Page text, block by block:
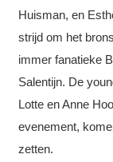
Huisman, en
strijd om het
immer fanatieke
Salentijn. De
Lotte en Anne
evenement,
zetten.